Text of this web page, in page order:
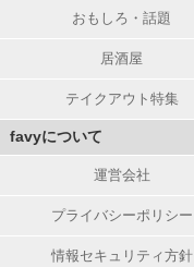
おもしろ・話題
居酒屋
テイクアウト特集
favyについて
運営会社
プライバシーポリシー
情報セキュリティ方針